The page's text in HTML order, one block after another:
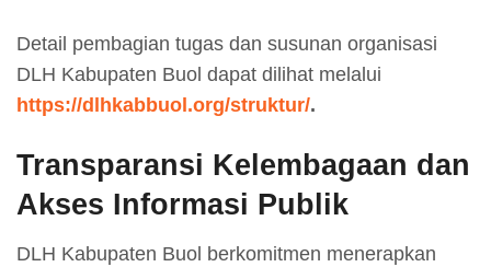
Detail pembagian tugas dan susunan organisasi
DLH Kabupaten Buol dapat dilihat melalui
https://dlhkabbuol.org/struktur/.
Transparansi Kelembagaan dan
Akses Informasi Publik
DLH Kabupaten Buol berkomitmen menerapkan